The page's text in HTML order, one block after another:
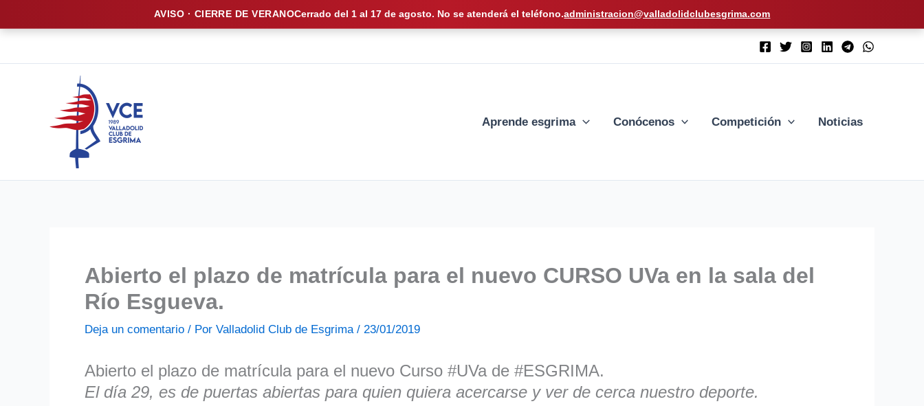
AVISO · CIERRE DE VERANOCerrado del 1 al 17 de agosto. No se atenderá el teléfono.administracion@valladolidclubesgrima.com
Aprende esgrima Conócenos Competición Noticias
Abierto el plazo de matrícula para el nuevo CURSO UVa en la sala del
Río Esgueva.
Deja un comentario / Por Valladolid Club de Esgrima / 23/01/2019
Abierto el plazo de matrícula para el nuevo Curso #UVa de #ESGRIMA.
El día 29, es de puertas abiertas para quien quiera acercarse y ver de cerca nuestro deporte.